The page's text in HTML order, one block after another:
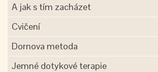
A jak s tím zacházet
Cvičení
Dornova metoda
Jemné dotykové terapie